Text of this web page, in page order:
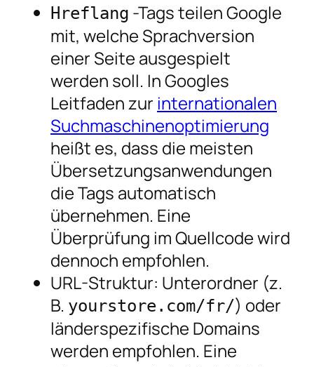
Hreflang -Tags teilen Google
mit, welche Sprachversion
einer Seite ausgespielt
werden soll. In Googles
Leitfaden zur internationalen
Suchmaschinenoptimierung
heißt es, dass die meisten
Übersetzungsanwendungen
die Tags automatisch
übernehmen. Eine
Überprüfung im Quellcode wird
dennoch empfohlen.
URL-Struktur: Unterordner (z.
B. yourstore.com/fr/) oder
länderspezifische Domains
werden empfohlen. Eine